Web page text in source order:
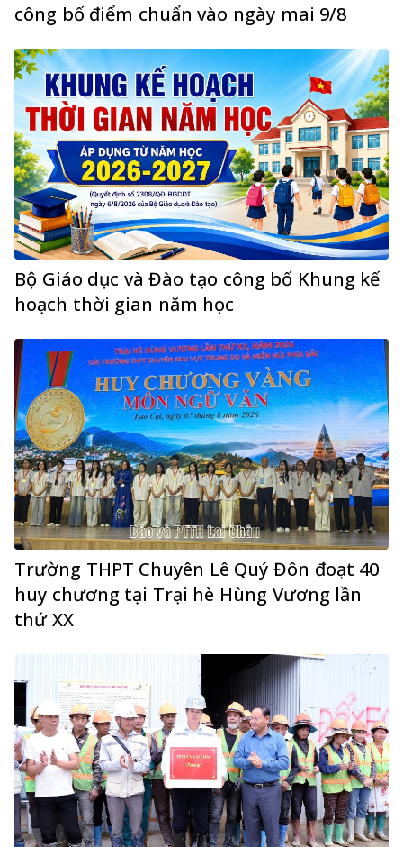
công bố điểm chuẩn vào ngày mai 9/8
Bộ Giáo dục và Đào tạo công bố Khung kế
hoạch thời gian năm học
Trường THPT Chuyên Lê Quý Đôn đoạt 40
huy chương tại Trại hè Hùng Vương lần
thứ XX